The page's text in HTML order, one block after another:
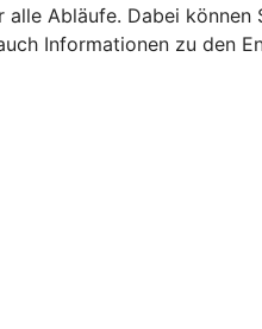
Abläufe. Dabei können
Informationen zu den